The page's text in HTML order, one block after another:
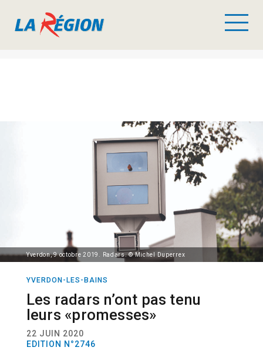
Yverdon, 9 octobre 2019. Radars. © Michel Duperrex
YVERDON-LES-BAINS
Les radars n’ont pas tenu
leurs «promesses»
22 JUIN 2020
EDITION N°2746